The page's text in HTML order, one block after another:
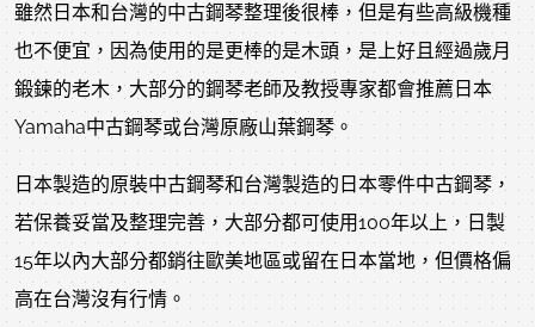
雖然日本和台灣的中古鋼琴整理後很棒，但是有些高級機種
也不便宜，因為使用的是更棒的是木頭，是上好且經過歲月
鍛鍊的老木，大部分的鋼琴老師及教授專家都會推薦日本
Yamaha中古鋼琴或台灣原廠山葉鋼琴。
日本製造的原裝中古鋼琴和台灣製造的日本零件中古鋼琴，
若保養妥當及整理完善，大部分都可使用100年以上，日製
15年以內大部分都銷往歐美地區或留在日本當地，但價格偏
高在台灣沒有行情。